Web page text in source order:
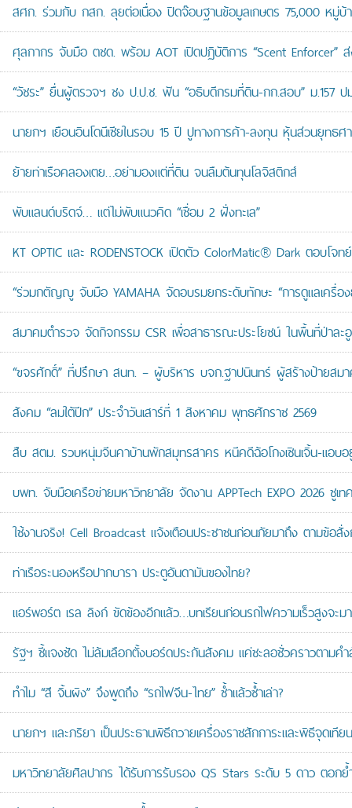
สศก. ร่วมกับ กสก. ลุยต่อเนื่อง ปิดจ๊อบฐานข้อมูลเกษตร 75,000 หมู่
ศุลกากร จับมือ ตชด. พร้อม AOT เปิดปฏิบัติการ “Scent Enforcer”
“วัชระ” ยื่นผู้ตรวจฯ ชง ป.ป.ช. ฟัน “อธิบดีกรมที่ดิน-กก.สอบ” ม.157 ป
นายกฯ เยือนอินโดนีเซียในรอบ 15 ปี ปูทางการค้า-ลงทุน หุ้นส่วนยุทธศ
ย้ายท่าเรือคลองเตย…อย่ามองแต่ที่ดิน จนลืมต้นทุนโลจิสติกส์
พับแลนด์บริดจ์… แต่ไม่พับแนวคิด “เชื่อม 2 ฝั่งทะเล”
KT OPTIC และ RODENSTOCK เปิดตัว ColorMatic® Dark ตอบโจ
“ร่วมกตัญญู จับมือ YAMAHA จัดอบรมยกระดับทักษะ “การดูแลเครื่อ
สมาคมตำรวจ จัดกิจกรรม CSR เพื่อสาธารณะประโยชน์ ในพื้นที่ป่าละอู
“ขจรศักดิ์” ที่ปรึกษา สนท. – ผู้บริหาร บจก.ฐาปนินทร์ ผู้สร้างป้ายสม
สังคม “ลมใต้ปีก” ประจำวันเสาร์ที่ 1 สิงหาคม พุทธศักราช 2569
สืบ สตม. รวบหนุ่มจีนคาบ้านพักสมุทรสาคร หนีคดีฉ้อโกงเซินเจิ้น-แอบอ
บพท. จับมือเครือข่ายมหาวิทยาลัย จัดงาน APPTech EXPO 2026 ชูเ
ใช้งานจริง! Cell Broadcast แจ้งเตือนประชาชนก่อนภัยมาถึง ตามข้อสั่
ท่าเรือระนองหรือปากบารา ประตูอันดามันของไทย?
แอร์พอร์ต เรล ลิงก์ ขัดข้องอีกแล้ว…บทเรียนก่อนรถไฟความเร็วสูงจะม
รัฐฯ ชี้แจงชัด ไม่ล้มเลือกตั้งบอร์ดประกันสังคม แค่ชะลอชั่วคราวตามค
ทำไม “สี จิ้นผิง” จึงพูดถึง “รถไฟจีน-ไทย” ซ้ำแล้วซ้ำเล่า?
นายกฯ และภริยา เป็นประธานพิธีถวายเครื่องราชสักการะและพิธีจุดเ
มหาวิทยาลัยศิลปากร ได้รับการรับรอง QS Stars ระดับ 5 ดาว ตอก